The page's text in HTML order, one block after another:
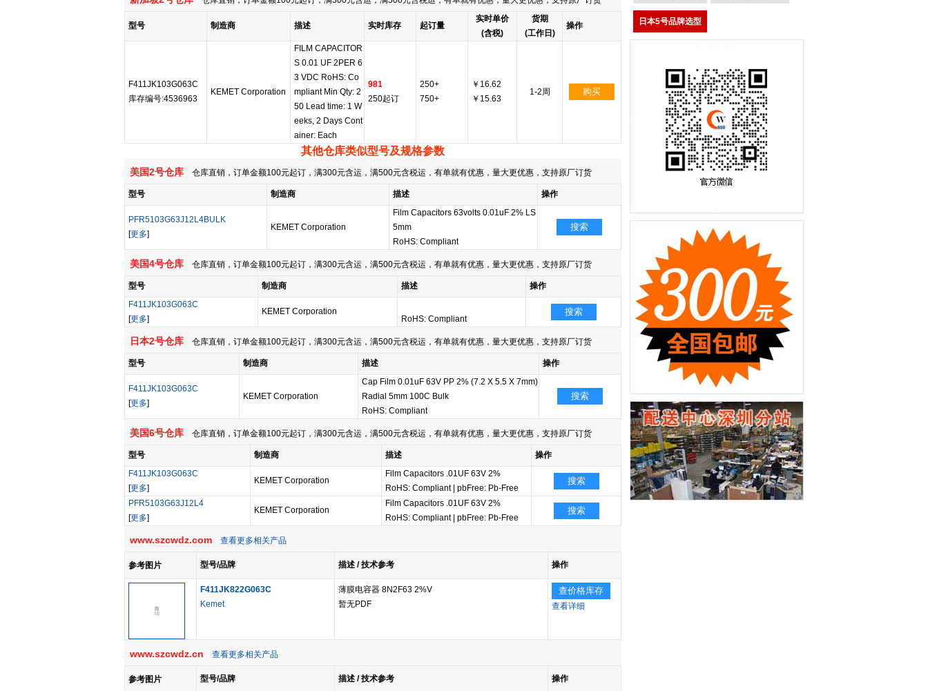
型号 制造商 描述 实时库存 起订量
实时单价
(含税)
货期
(工作日)
操作
F411JK103G063C
库存编号:4536963
KEMET Corporation
FILM CAPACITOR
S 0.01 UF 2PER 6
3 VDC RoHS: Co
mpliant Min Qty: 2
50 Lead time: 1 W
eeks, 2 Days Cont
ainer: Each
981
250起订
250+
750+
￥16.62
￥15.63
1-2周 购买
其他仓库类似型号及规格参数
美国2号仓库 仓库直销，订单金额100元起订，满300元含运，满500元含税运，有单就有优惠，量大更优惠，支持原厂订货
型号 制造商 描述 操作
PFR5103G63J12L4BULK
[更多]
KEMET Corporation
Film Capacitors 63volts 0.01uF 2% LS
5mm
RoHS: Compliant
搜索
美国4号仓库 仓库直销，订单金额100元起订，满300元含运，满500元含税运，有单就有优惠，量大更优惠，支持原厂订货
型号 制造商 描述
操作
F411JK103G063C
[更多]
KEMET Corporation
RoHS: Compliant
搜索
日本2号仓库 仓库直销，订单金额100元起订，满300元含运，满500元含税运，有单就有优惠，量大更优惠，支持原厂订货
型号 制造商 描述 操作
F411JK103G063C
[更多]
KEMET Corporation
Cap Film 0.01uF 63V PP 2% (7.2 X 5.5 X 7mm)
Radial 5mm 100C Bulk
RoHS: Compliant
搜索
美国6号仓库 仓库直销，订单金额100元起订，满300元含运，满500元含税运，有单就有优惠，量大更优惠，支持原厂订货
型号 制造商 描述
操作
F411JK103G063C
[更多]
KEMET Corporation
Film Capacitors .01UF 63V 2%
RoHS: Compliant pbFree: Pb-Free
搜索
PFR5103G63J12L4
[更多]
KEMET Corporation
Film Capacitors .01UF 63V 2%
RoHS: Compliant pbFree: Pb-Free
搜索
www.szcwdz.com 查看更多相关产品
参考图片 型号/品牌 描述 / 技术参考 操作
F411JK822G063C
Kemet
薄膜电容器 8N2F63 2%V
暂无PDF
查价格库存
查看详细
www.szcwdz.cn 查看更多相关产品
参考图片 型号/品牌 描述 / 技术参考 操作
日本5号品牌选型